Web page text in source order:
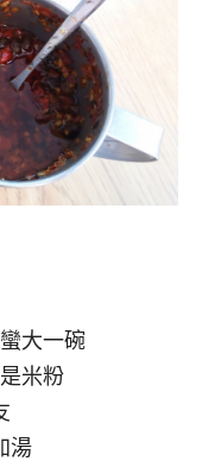
大一碗
米粉
湯